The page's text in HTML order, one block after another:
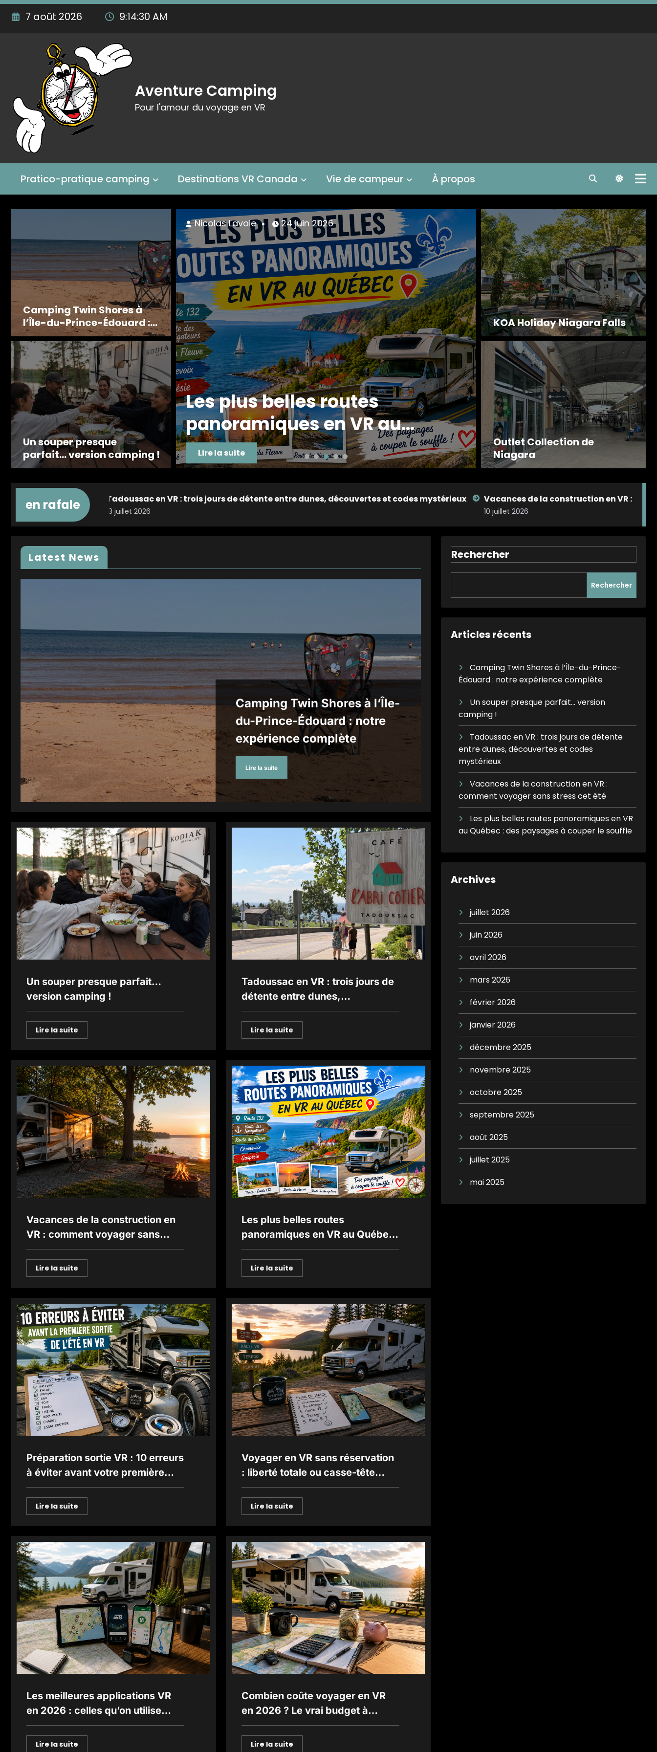
Aller
7 août 2026 9:14:32 AM
Aventure Camping
Pour l'amour du voyage en VR
Pratico-pratique camping Destinations VR Canada Vie de campeur À propos
Camping Twin Shores à
l’Île-du-Prince-Édouard :
notre expérience complète
Un souper presque
parfait… version camping !
routes
VR au
à
Salon du VR de Québec 2026 :
tout savoir avant d’y aller
Lire la suite
Nicolas Lavoie 12 mars 2026
Destinations VR
idées avant la
Lire la suite
Nicolas Lavoie 26 février
KOA Holiday Niagara Falls
Outlet Collection de
Niagara
en rafale
en VR : trois jours de détente entre dunes, découvertes et codes mystérieux
2026
Vacances de la construction en VR : comment voyager sans stress cet
Latest News
Camping Twin Shores à l’Île-
du-Prince-Édouard : notre
expérience complète
Lire la suite
Un souper presque parfait…
version camping !
Lire la suite
Tadoussac en VR : trois jours de
détente entre dunes,
découvertes et codes
mystérieux
Lire la suite
Vacances de la construction en
VR : comment voyager sans
stress cet été
Lire la suite
Les plus belles routes
panoramiques en VR au Québec
: des paysages à couper le
souffle
Lire la suite
Préparation sortie VR : 10 erreurs
à éviter avant votre première
sortie
Lire la suite
Voyager en VR sans réservation
: liberté totale ou casse-tête
assuré ?
Lire la suite
Les meilleures applications VR
en 2026 : celles qu’on utilise
vraiment sur la route
Lire la suite
Combien coûte voyager en VR
en 2026 ? Le vrai budget à
prévoir avant de partir
Lire la suite
Rechercher
Rechercher
Articles récents
Camping Twin Shores à l’Île-du-Prince-
Édouard : notre expérience complète
Un souper presque parfait… version
camping !
Tadoussac en VR : trois jours de détente
entre dunes, découvertes et codes
mystérieux
Vacances de la construction en VR :
comment voyager sans stress cet été
Les plus belles routes panoramiques en VR
au Québec : des paysages à couper le souffle
Archives
juillet 2026
juin 2026
avril 2026
mars 2026
février 2026
janvier 2026
décembre 2025
novembre 2025
octobre 2025
septembre 2025
août 2025
juillet 2025
mai 2025